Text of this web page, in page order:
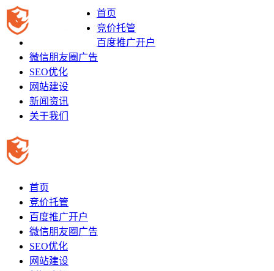
首页
竞价托管
百度推广开户
微信朋友圈广告
SEO优化
网站建设
新闻资讯
关于我们
首页
竞价托管
百度推广开户
微信朋友圈广告
SEO优化
网站建设